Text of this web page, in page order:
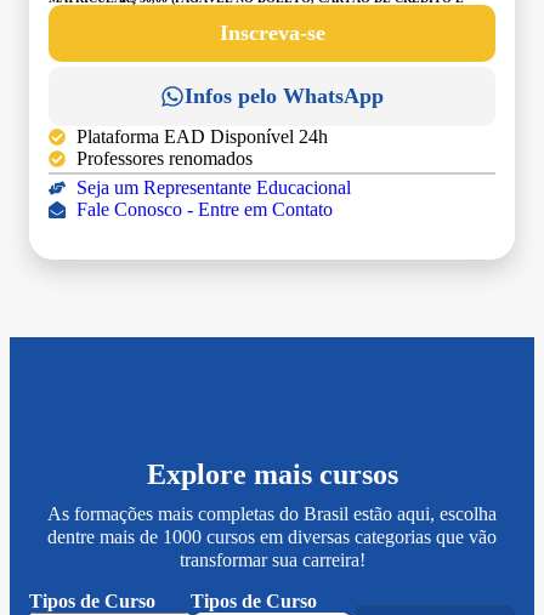
Inscreva-se
Infos pelo WhatsApp
Plataforma EAD Disponível 24h
Professores renomados
Seja um Representante Educacional
Fale Conosco - Entre em Contato
Explore mais cursos
As formações mais completas do Brasil estão aqui, escolha
dentre mais de 1000 cursos em diversas categorias que vão
transformar sua carreira!
Tipos de Curso
Tipos de Curso